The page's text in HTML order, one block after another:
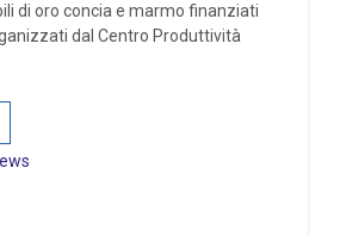
di oro concia e marmo finanziati
dal Centro Produttività